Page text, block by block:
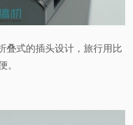
叠式的插头设计，旅行用比
。